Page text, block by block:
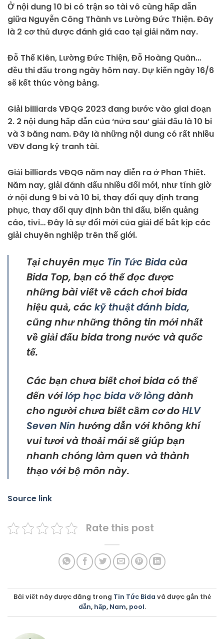
Ở nội dung 10 bi có trận so tài vô cùng hấp dẫn
giữa Nguyễn Công Thành vs Lường Đức Thiện. Đây
là 2 cơ thủ được đánh giá cao tại giải năm nay.
Đỗ Thế Kiên, Lường Đức Thiện, Đỗ Hoàng Quân…
đều thi đấu trong ngày hôm nay. Dự kiến ngày 16/6
sẽ kết thúc vòng bảng.
Giải billiards VĐQG 2023 đang bước vào giai đoạn
2. 2 nội dung hấp dẫn của ‘nửa sau’ giải đấu là 10 bi
và 3 băng nam. Đây là những nội dung có rất nhiều
VĐV đang ký tranh tài.
Giải billiards VĐQG năm nay diễn ra ở Phan Thiết.
Năm nay, giải đánh dấu nhiều đổi mới, như tính giờ
ở nội dung 9 bi và 10 bi, thay đổi quy định trang
phục, thay đổi quy định bàn thi đấu, biển quảng
cáo, tivi… Đây là sự đổi mới của giải để bắt kịp các
giải chuyên nghiệp trên thế giới.
Tại chuyên mục Tin Tức Bidacủa
Bida Top, bạn có thể đọc được
những bài viết về cách chơi bida
hiệu quả, các kỹ thuật đánh bida,
cũng như những thông tin mới nhất
về giải đấu bida trong nước và quốc
tế.
Các bạn chưa biết chơi bida có thể
đến vớilớp học bida vỡ lòngdành
cho người chưa biết cầm cơ doHLV
Seven Nin hướng dẫn với không khí
vui tươi và thoải mái sẽ giúp bạn
nhanh chóng làm quen và thành
thạo với bộ môn này.
Source link
Rate this post
Bài viết này được đăng trong Tin Tức Bida và được gắn thẻ
dẫn, hấp, Nam, pool.